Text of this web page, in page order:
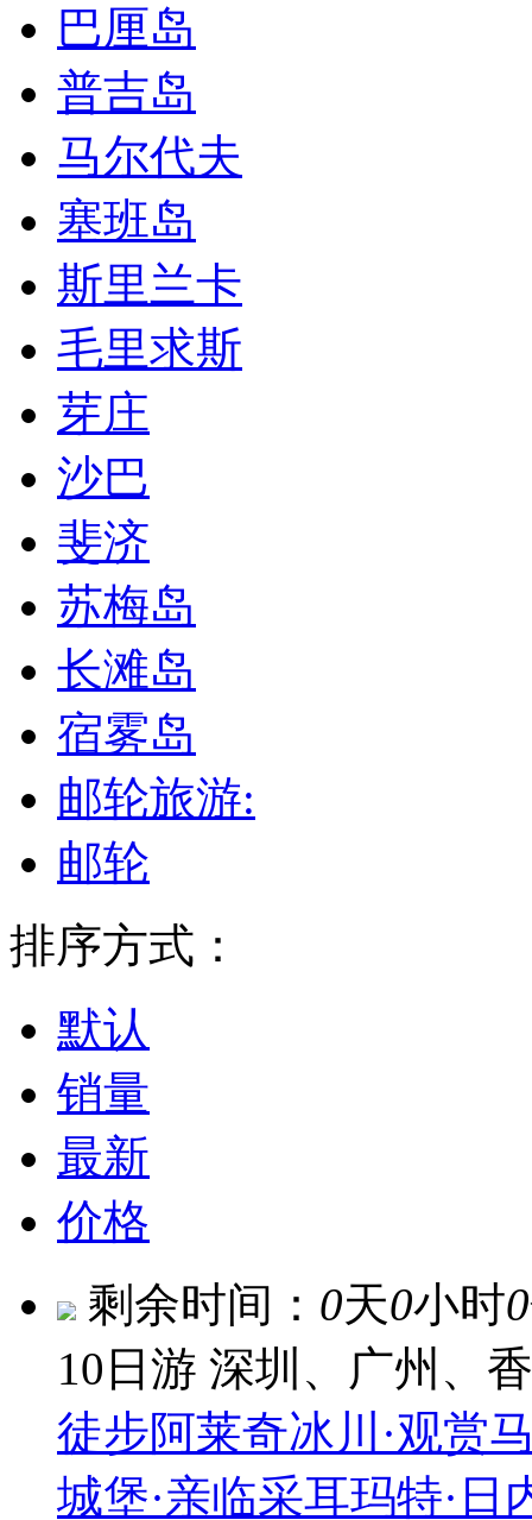
巴厘岛
普吉岛
马尔代夫
塞班岛
斯里兰卡
毛里求斯
芽庄
沙巴
斐济
苏梅岛
长滩岛
宿雾岛
邮轮旅游:
邮轮
排序方式：
默认
销量
最新
价格
剩余时间： 0天0小时0
10日游 深圳、广州、
徒步阿莱奇冰川·观赏
城堡·亲临采耳玛特·